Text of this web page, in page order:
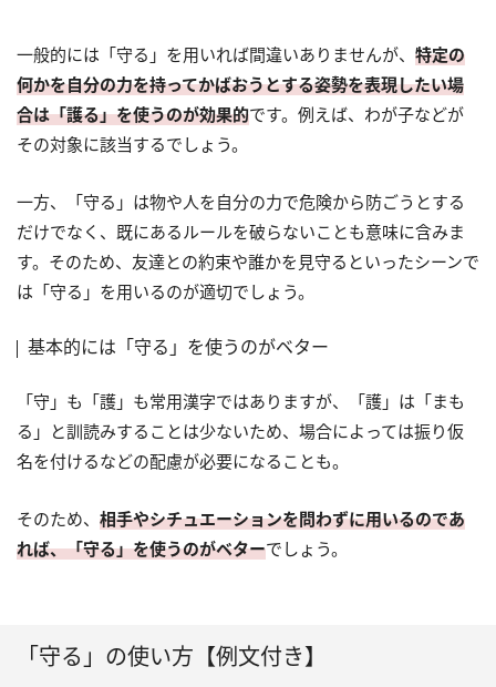
一般的には「守る」を用いれば間違いありませんが、 特定の
何かを自分の力を持ってかばおうとする姿勢を表現したい場
合は「護る」を使うのが効果的です。例えば、わが子などが
その対象に該当するでしょう。
一方、「守る」は物や人を自分の力で危険から防ごうとする
だけでなく、既にあるルールを破らないことも意味に含みま
す。そのため、友達との約束や誰かを見守るといったシーンで
は「守る」を用いるのが適切でしょう。
基本的には「守る」を使うのがベター
「守」も「護」も常用漢字ではありますが、「護」は「まも
る」と訓読みすることは少ないため、場合によっては振り仮
名を付けるなどの配慮が必要になることも。
そのため、 相手やシチュエーションを問わずに用いるのであ
れば、「守る」を使うのがベターでしょう。
「守る」の使い方【例文付き】